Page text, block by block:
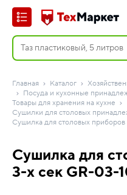
Главная Каталог
Посуда и кухонные
Товары для хранения на кухне
Сушилки для столовых
Сушилка для столовых приборов
Сушилка для
3-х сек GR-03-